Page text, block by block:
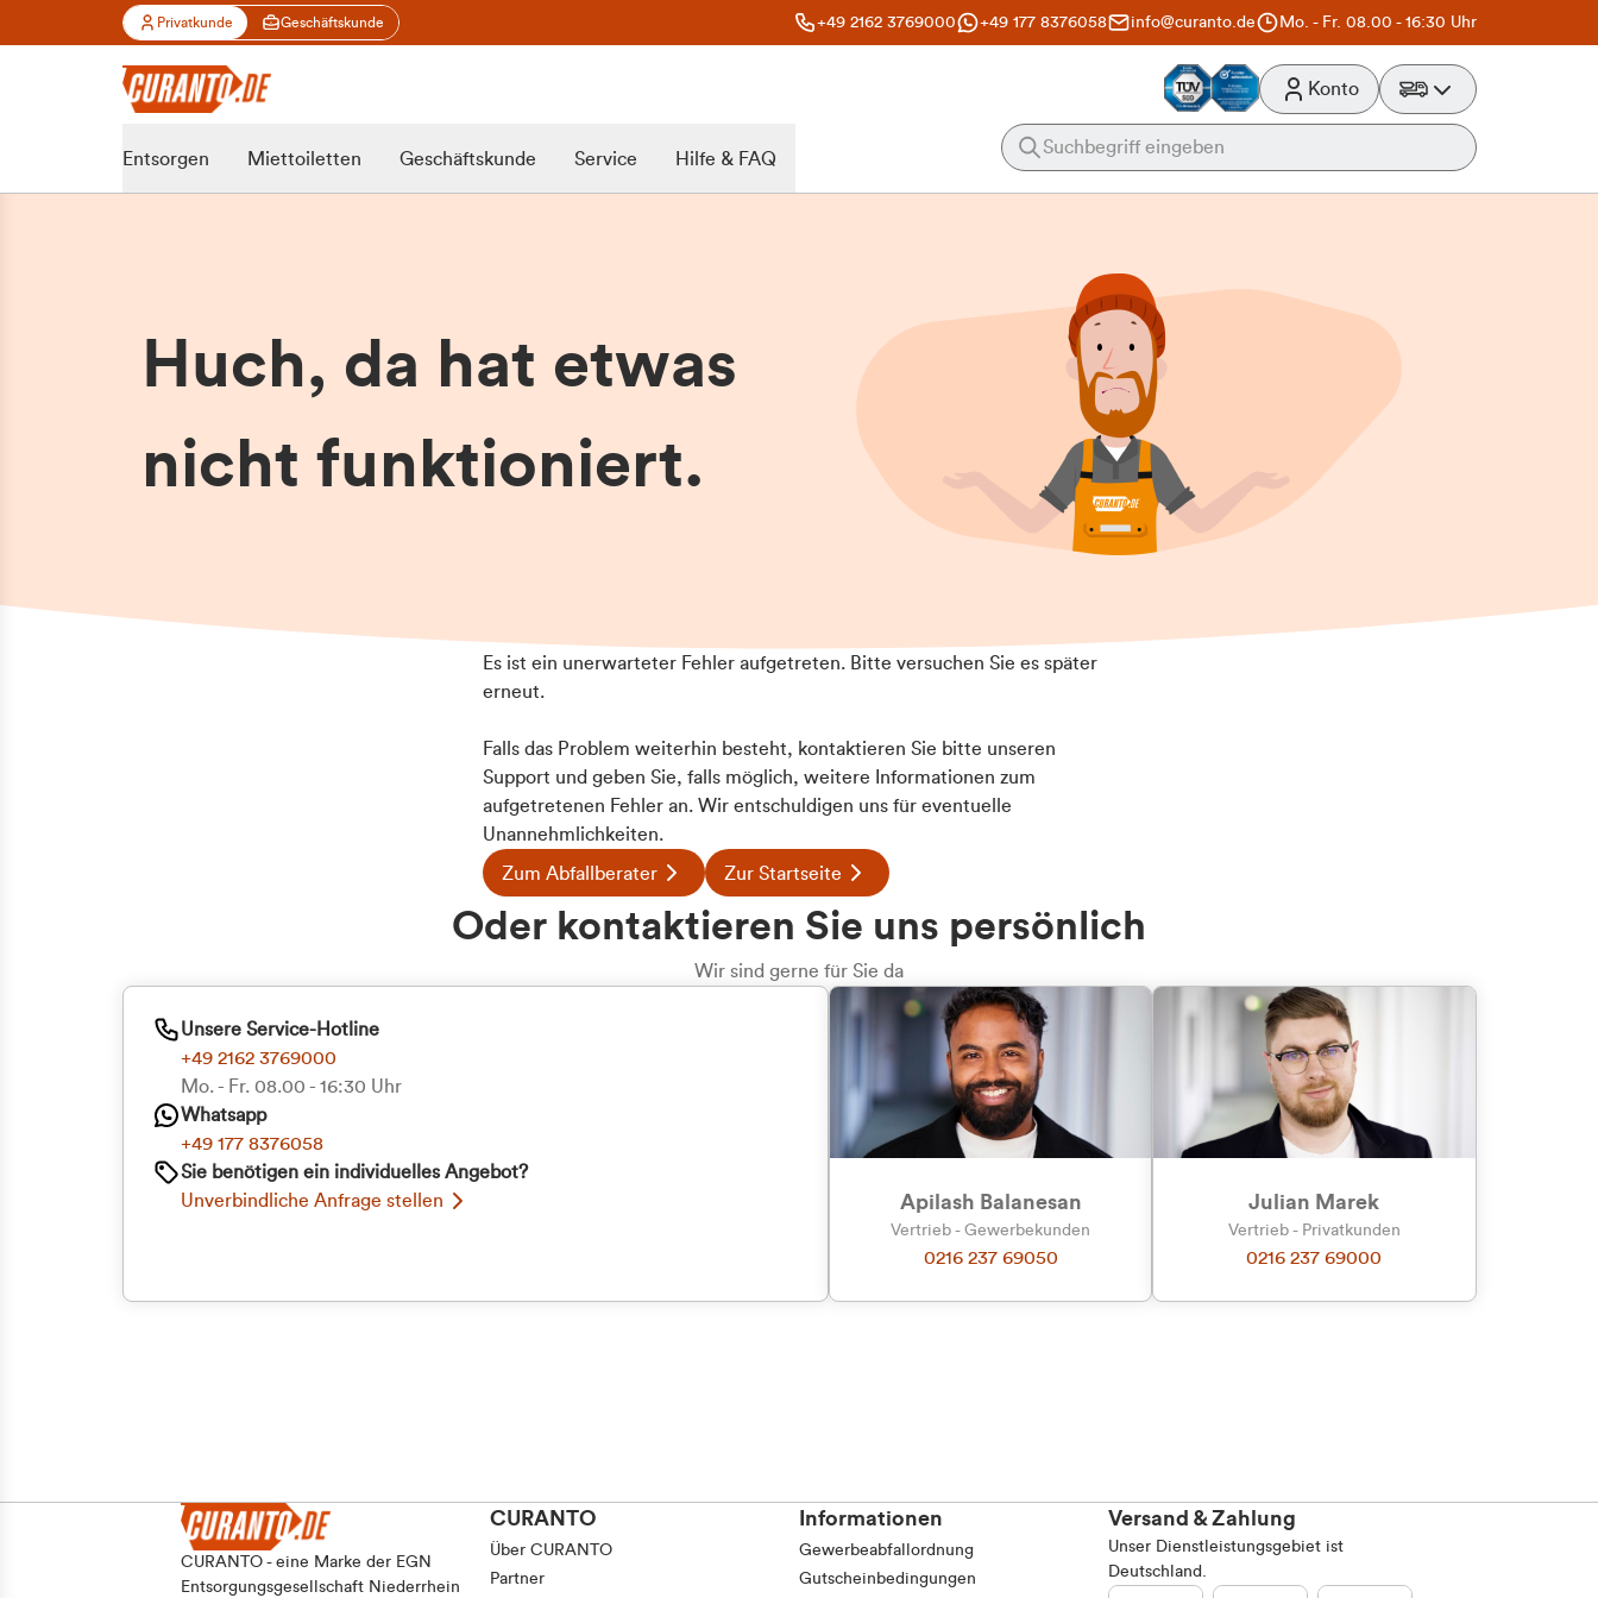
Privatkunde Geschäftskunde +49 2162 3769000 +49 177 8376058 info@curanto.de Mo. - Fr. 08.00 - 16:30 Uhr
Zu welcher
Kundengruppe
Konto
Entsorgen Miettoiletten Geschäftskunde Service Hilfe & FAQ
Huch, da hat etwas
nicht funktioniert.
Es ist ein unerwarteter Fehler aufgetreten. Bitte versuchen Sie es später
erneut.
Falls das Problem weiterhin besteht, kontaktieren Sie bitte unseren
Support und geben Sie, falls möglich, weitere Informationen zum
aufgetretenen Fehler an. Wir entschuldigen uns für eventuelle
Unannehmlichkeiten.
Zum Abfallberater Zur Startseite
Oder kontaktieren Sie uns persönlich
Wir sind gerne für Sie da
Unsere Service-Hotline
+49 2162 3769000
Mo. - Fr. 08.00 - 16:30 Uhr
Whatsapp
+49 177 8376058
Sie benötigen ein individuelles Angebot?
Unverbindliche Anfrage stellen
Apilash Balanesan
Vertrieb - Gewerbekunden
0216 237 69050
Julian Marek
Vertrieb - Privatkunden
0216 237 69000
CURANTO - eine Marke der EGN
Entsorgungsgesellschaft Niederrhein
CURANTO
Über CURANTO
Partner
Informationen
Gewerbeabfallordnung
Gutscheinbedingungen
Versand & Zahlung
Unser Dienstleistungsgebiet ist
Deutschland.